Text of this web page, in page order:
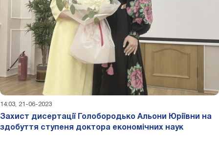
14:03, 21-06-2023
Захист дисертації Голобородько Альони Юріївни на
здобуття ступеня доктора економічних наук